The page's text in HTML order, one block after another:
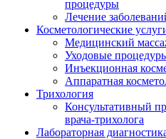
процедуры
Лечение
Косметологические
Медицинский
Уходовые
Инъекционная
Аппаратная
Трихология
Консультативный
врача-трихолога
Лабораторная